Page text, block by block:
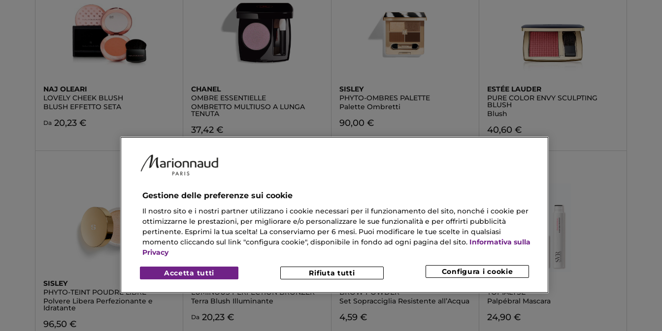
NAJ OLEARI
LOVELY CHEEK BLUSH
BLUSH EFFETTO SETA
Da 20,23 €
CHANEL
OMBRE ESSENTIELLE
OMBRETTO MULTIUSO A LUNGA
TENUTA
37,42 €
SISLEY
PHYTO-OMBRES PALETTE
Palette Ombretti
90,00 €
ESTÉE LAUDER
PURE COLOR ENVY SCULPTING
BLUSH
Blush
40,60 €
SISLEY
PHYTO-TEINT POUDRE LIBRE
Polvere Libera Perfezionante e
Idratante
96,50 €
LUMINOUS PERFECTION BRONZER
Terra Blush Illuminante
Da 20,23 €
BROW POWDER
Set Sopracciglia Resistente all’Acqua
4,59 €
TOPIALYSE
Palpébral Mascara
24,90 €
Gestione delle preferenze sui cookie
Il nostro sito e i nostri partner utilizzano i cookie necessari per il funzionamento del sito, nonché i cookie per
ottimizzarne le prestazioni, per migliorare e/o personalizzare le sue funzionalità e per offrirti pubblicità
pertinente. Esprimi la tua scelta! La conserviamo per 6 mesi. Puoi modificare le tue scelte in qualsiasi
momento cliccando sul link "configura cookie", disponibile in fondo ad ogni pagina del sito. Informativa sulla
Privacy
Configura i cookie
Rifiuta tutti
Accetta tutti